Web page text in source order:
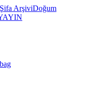
Şifa ArşiviDoğum